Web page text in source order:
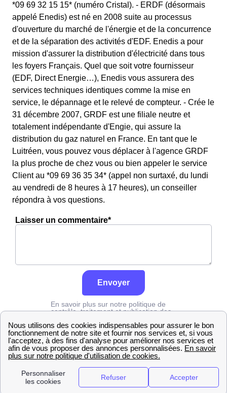
*09 69 32 15 15* (numéro Cristal). - ERDF (désormais
appelé Enedis) est né en 2008 suite au processus
d'ouverture du marché de l'énergie et de la concurrence
et de la séparation des activités d'EDF. Enedis a pour
mission d'assurer la distribution d'électricité dans tous
les foyers Français. Quel que soit votre fournisseur
(EDF, Direct Energie…), Enedis vous assurera des
services techniques identiques comme la mise en
service, le dépannage et le relevé de compteur. - Crée le
31 décembre 2007, GRDF est une filiale neutre et
totalement indépendante d'Engie, qui assure la
distribution du gaz naturel en France. En tant que le
Luitréen, vous pouvez vous déplacer à l'agence GRDF
la plus proche de chez vous ou bien appeler le service
Client au *09 69 36 35 34* (appel non surtaxé, du lundi
au vendredi de 8 heures à 17 heures), un conseiller
répondra à vos questions.
Laisser un commentaire*
Envoyer
En savoir plus sur notre politique de
contrôle, traitement et publication des
Numéro Edf Ille-et-Vilaine Luitré